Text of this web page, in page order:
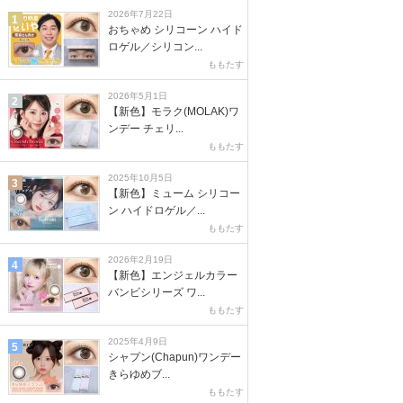
1 2026年7月22日
おちゃめ シリコーン ハイド
ロゲル／シリコン...
ももたす
2 2026年5月1日
【新色】モラク(MOLAK)ワ
ンデー チェリ...
ももたす
3 2025年10月5日
【新色】ミューム シリコー
ン ハイドロゲル／...
ももたす
4 2026年2月19日
【新色】エンジェルカラー
バンビシリーズ ワ...
ももたす
5 2025年4月9日
シャプン(Chapun)ワンデー
きらゆめブ...
ももたす